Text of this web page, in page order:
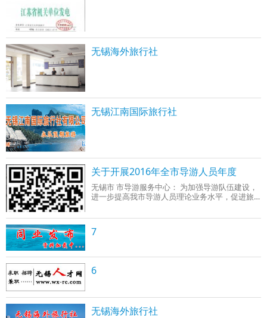
无锡海外旅行社
无锡江南国际旅行社
关于开展2016年全市导游人员年度
无锡市 市导游服务中心： 为加强导游队伍建设，
进一步提高我市导游人员理论业务水平，促进旅
员管理条例》、《导游人员管理实施办法》的规
审核工作。现将有关事项通知
7
6
无锡海外旅行社